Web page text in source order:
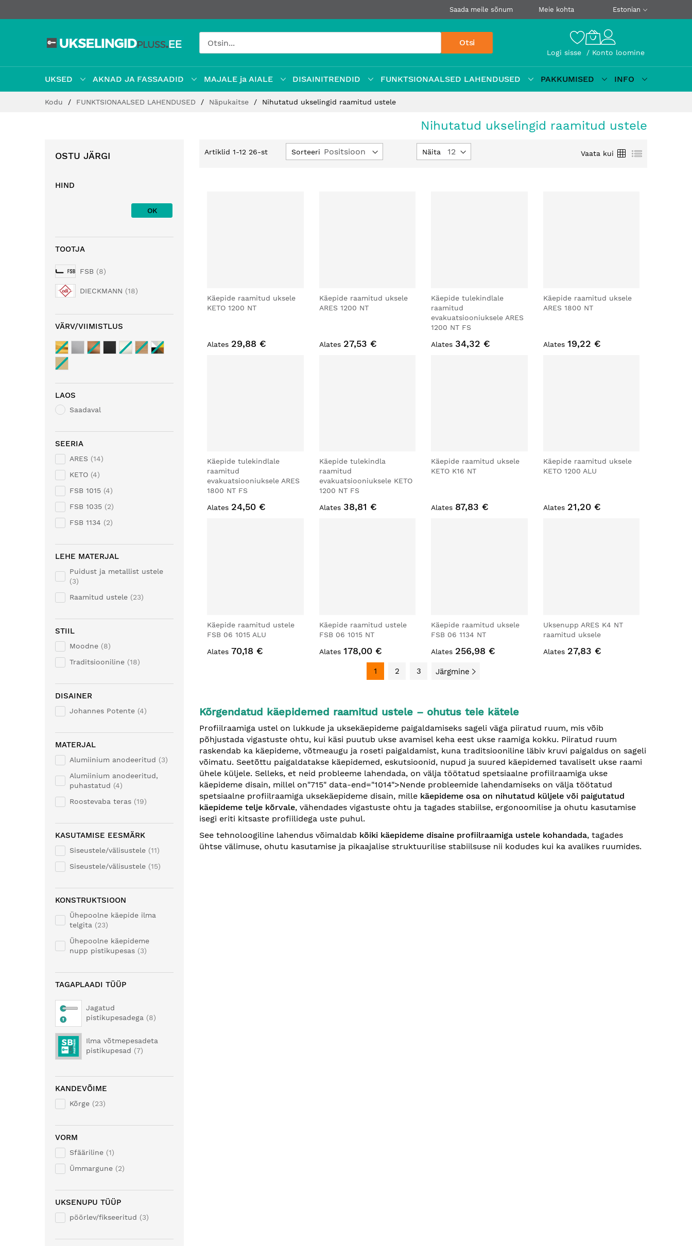
Saada meile sõnum Meie kohta Estonian
Otsi
Logi sisse Konto loomine
UKSED AKNAD JA FASSAADID MAJALE ja AIALE DISAINITRENDID FUNKTSIONAALSED LAHENDUSED PAKKUMISED
INFO
Kodu FUNKTSIONAALSED LAHENDUSED Näpukaitse Nihutatud ukselingid raamitud ustele
Nihutatud ukselingid raamitud ustele
Artiklid 1-12 26-st Sorteeri Näita Vaata kui
Ruudustik
Loetelu
Käepide raamitud uksele
KETO 1200 NT
Alates 29,88 €
Käepide raamitud uksele
ARES 1200 NT
Alates 27,53 €
Käepide tulekindlale
raamitud
evakuatsiooniuksele ARES
1200 NT FS
Alates 34,32 €
Käepide raamitud uksele
ARES 1800 NT
Alates 19,22 €
Käepide tulekindlale
raamitud
evakuatsiooniuksele ARES
1800 NT FS
Alates 24,50 €
Käepide tulekindla
raamitud
evakuatsiooniuksele KETO
1200 NT FS
Alates 38,81 €
Käepide raamitud uksele
KETO K16 NT
Alates 87,83 €
Käepide raamitud uksele
KETO 1200 ALU
Alates 21,20 €
Käepide raamitud ustele
FSB 06 1015 ALU
Alates 70,18 €
Käepide raamitud ustele
FSB 06 1015 NT
Alates 178,00 €
Käepide raamitud uksele
FSB 06 1134 NT
Alates 256,98 €
Uksenupp ARES K4 NT
raamitud uksele
Alates 27,83 €
1 2 3 Järgmine
Kõrgendatud käepidemed raamitud ustele – ohutus teie kätele
Profiilraamiga ustel on lukkude ja uksekäepideme paigaldamiseks sageli väga piiratud ruum, mis võib
põhjustada vigastuste ohtu, kui käsi puutub ukse avamisel keha eest ukse raamiga kokku. Piiratud ruum
raskendab ka käepideme, võtmeaugu ja roseti paigaldamist, kuna traditsiooniline läbiv kruvi paigaldus on sageli
võimatu. Seetõttu paigaldatakse käepidemed, eskutsioonid, nupud ja suured käepidemed tavaliselt ukse raami
ühele küljele. Selleks, et neid probleeme lahendada, on välja töötatud spetsiaalne profiilraamiga ukse
käepideme disain, millel on"715" data-end="1014">Nende probleemide lahendamiseks on välja töötatud
spetsiaalne profiilraamiga uksekäepideme disain, mille käepideme osa on nihutatud küljele või paigutatud
käepideme telje kõrvale, vähendades vigastuste ohtu ja tagades stabiilse, ergonoomilise ja ohutu kasutamise
isegi eriti kitsaste profiilidega uste puhul.
See tehnoloogiline lahendus võimaldab kõiki käepideme disaine profiilraamiga ustele kohandada, tagades
ühtse välimuse, ohutu kasutamise ja pikaajalise struktuurilise stabiilsuse nii kodudes kui ka avalikes ruumides.
OSTU JÄRGI
HIND
OK
TOOTJA
FSB 8
DIECKMANN 18
VÄRV/VIIMISTLUS
LAOS
Saadaval
SEERIA
ARES
14
KETO 4
FSB 1015 4
FSB 1035
2
FSB 1134
2
LEHE MATERJAL
Puidust ja metallist ustele
3
Raamitud ustele
23
STIIL
Moodne
8
Traditsiooniline
18
DISAINER
Johannes Potente 4
MATERJAL
Alumiinium anodeeritud
3
Alumiinium anodeeritud,
puhastatud
4
Roostevaba teras
19
KASUTAMISE EESMÄRK
Siseustele/välisustele
11
Siseustele/välisustele
15
KONSTRUKTSIOON
Ühepoolne käepide ilma
telgita
23
Ühepoolne käepideme
nupp pistikupesas
3
TAGAPLAADI TÜÜP
Jagatud
pistikupesadega
8
Ilma võtmepesadeta
pistikupesad
7
KANDEVÕIME
Kõrge 23
VORM
Sfääriline
1
Ümmargune
2
UKSENUPU TÜÜP
pöörlev/fikseeritud 3